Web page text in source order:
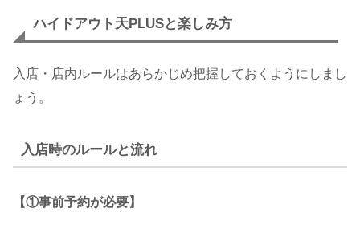
ハイドアウト天PLUSと楽しみ方
入店・店内ルールはあらかじめ把握しておくようにしまし
ょう。
入店時のルールと流れ
【①事前予約が必要】